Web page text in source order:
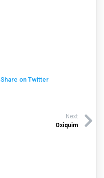
Share on Twitter
Next
Oxiquim